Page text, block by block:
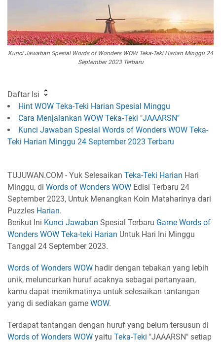
Kunci Jawaban Spesial Words of Wonders WOW Teka-Teki Harian Minggu 24
September 2023 Terbaru
Daftar Isi
Hint WOW Teka-Teki Harian Spesial Minggu
Cara Menjalankan WOW Teka-Teki "JAAARSN"
Kunci Jawaban Spesial Words of Wonders WOW Teka-
Teki Harian Minggu 24 September 2023 Terbaru
TUJUWAN.COM - Yuk Selesaikan Teka-Teki Harian Hari
Minggu, di Words of Wonders WOW Edisi Terbaru 24
September 2023, Untuk Menangkan Koin Mataharinya dari
Puzzles Harian.
Berikut Ini Kunci Jawaban Spesial Terbaru Game Words of
Wonders WOW Teka-teki Harian Untuk Hari Ini Minggu
Tanggal 24 September 2023.
Words of Wonders WOW hadir dengan tebakan yang lebih
unik, meluncurkan huruf acaknya sebagai pertanyaan,
kamu dapat menikmatinya untuk selesaikan tantangan
yang di sediakan game WOW.
Terdapat tantangan dengan huruf yang belum tersusun di
Words of Wonders WOW yaitu Teka-Teki "JAAARSN" setiap